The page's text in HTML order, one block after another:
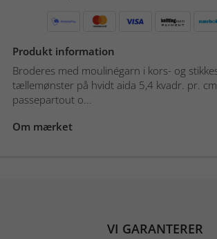
Produkt information
Broderes med moulinégarn i kors- og
tællemønster på hvidt aida 5,4 kvadr. pr.
passepartout o...
Om mærket
VI GARANTERER